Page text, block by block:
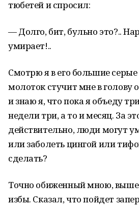
тюбетей и спросил:
— Долго, бит, бульно это?..
умирает!..
Смотрю я в его большие
молоток стучит мне в голову
и знаю я, что пока я объеду
недели три, а то и месяц. За
действительно, люди могут
или заболеть цингой или
сделать?
Точно обиженный мною,
избы. Сказал, что пойдет